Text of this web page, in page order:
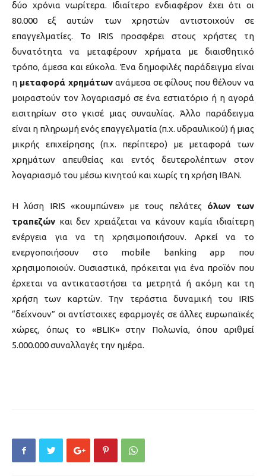
δύο χρόνια νωρίτερα. Ιδιαίτερο ενδιαφέρον έχει ότι οι
80.000 εξ αυτών των χρηστών αντιστοιχούν σε
επαγγελματίες. Το IRIS προσφέρει στους χρήστες τη
δυνατότητα να μεταφέρουν χρήματα με διαισθητικό
τρόπο, άμεσα και εύκολα. Ένα δημοφιλές παράδειγμα είναι
η μεταφορά χρημάτωνανάμεσα σε φίλους που θέλουν να
μοιραστούν τον λογαριασμό σε ένα εστιατόριο ή η αγορά
εισιτηρίων στο γκισέ μιας συναυλίας. Άλλο παράδειγμα
είναι η πληρωμή ενός επαγγελματία (π.χ. υδραυλικού) ή μιας
μικρής επιχείρησης (π.χ. περίπτερο) με μεταφορά των
χρημάτων απευθείας και εντός δευτερολέπτων στον
λογαριασμό του μέσω κινητού και χωρίς τη χρήση IBAN.
Η λύση IRIS «κουμπώνει» με τους πελάτες όλων των
τραπεζών και δεν χρειάζεται να κάνουν καμία ιδιαίτερη
ενέργεια για να τη χρησιμοποιήσουν. Αρκεί να το
ενεργοποιήσουν στο mobile banking app που
χρησιμοποιούν. Ουσιαστικά, πρόκειται για ένα προϊόν που
έρχεται να αντικαταστήσει τα μετρητά ή ακόμη και τη
χρήση των καρτών. Την τεράστια δυναμική του IRIS
“δείχνουν” οι αντίστοιχες εφαρμογές σε άλλες ευρωπαϊκές
χώρες, όπως το «BLIK» στην Πολωνία, όπου αριθμεί
5.000.000 συναλλαγές την ημέρα.